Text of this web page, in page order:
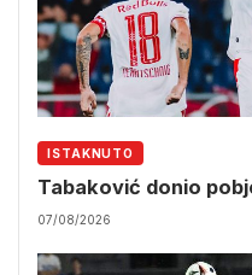
ISTAKNUTO
Tabaković donio
07/08/2026